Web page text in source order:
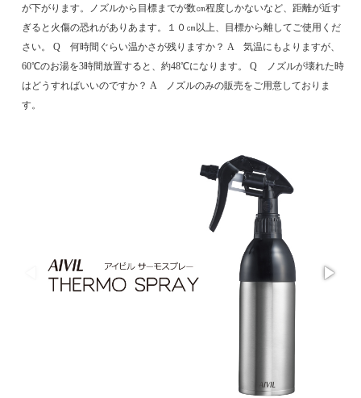
が下がります。ノズルから目標までが数㎝程度しかないなど、距離が近す
ぎると火傷の恐れがありあます。１０㎝以上、目標から離してご使用くだ
さい。 Q 何時間ぐらい温かさが残りますか？ A 気温にもよりますが、
60℃のお湯を3時間放置すると、約48℃になります。 Q ノズルが壊れた時
はどうすればいいのですか？ A ノズルのみの販売をご用意しておりま
す。